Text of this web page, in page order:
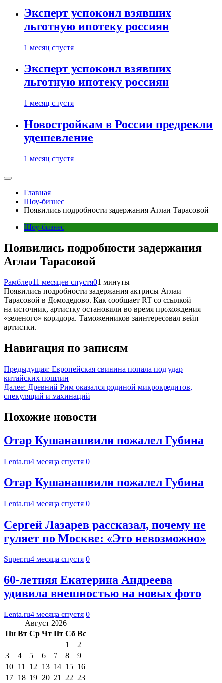
Эксперт успокоил взявших
льготную ипотеку россиян
1 месяц спустя
Эксперт успокоил взявших
льготную ипотеку россиян
1 месяц спустя
Новостройкам в России предрекли
удешевление
1 месяц спустя
Главная
Шоу-бизнес
Появились подробности задержания Аглаи Тарасовой
Шоу-бизнес
Появились подробности задержания
Аглаи Тарасовой
Рамблер11 месяцев спустя01 минуты
Появились подробности задержания актрисы Аглаи
Тарасовой в Домодедово. Как сообщает RT со ссылкой
на источник, артистку остановили во время прохождения
«зеленого» коридора. Таможенников заинтересовал вейп
артистки.
Навигация по записям
Предыдущая: Европейская свинина попала под удар
китайских пошлин
Далее: Древний Рим оказался родиной микрокредитов,
спекуляций и махинаций
Похожие новости
Отар Кушанашвили пожалел Губина
Lenta.ru4 месяца спустя 0
Отар Кушанашвили пожалел Губина
Lenta.ru4 месяца спустя 0
Сергей Лазарев рассказал, почему не
гуляет по Москве: «Это невозможно»
Super.ru4 месяца спустя 0
60-летняя Екатерина Андреева
удивила внешностью на новых фото
Lenta.ru4 месяца спустя 0
Август 2026
Пн Вт Ср Чт Пт Сб Вс
1
2
3
4 5 6 7 8
9
10 11 12 13 14 15 16
17 18 19 20 21 22 23